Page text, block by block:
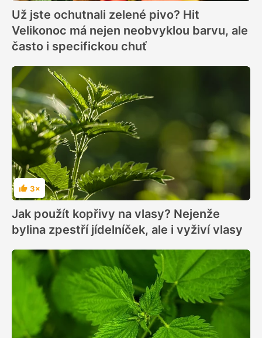
Už jste ochutnali zelené pivo? Hit
Velikonoc má nejen neobvyklou barvu, ale
často i specifickou chuť
Hodnocení
3×
Jak použít kopřivy na vlasy? Nejenže
bylina zpestří jídelníček, ale i vyživí vlasy